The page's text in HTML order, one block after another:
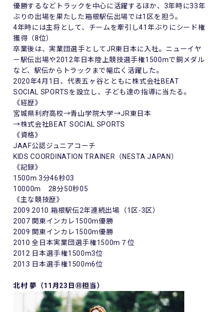
優勝するなどトラックを中心に活躍するほか、3年時に33年
ぶりの出場を果たした箱根駅伝出場では1区を担う。
4年時には主将として、チームを牽引し41年ぶりにシード権
獲得（8位）
卒業後は、実業団選手としてJR東日本に入社。ニューイヤ
ー駅伝出場や2012年日本陸上競技選手権1500mで銅メダル
など、駅伝からトラックまで幅広く活躍した。
2020年4月1日、代表五ヶ谷とともに株式会社BEAT
SOCIAL SPORTSを設立し、子ども達の指導に当たる。
《経歴》
宮城県利府高校→青山学院大学→JR東日本
→株式会社BEAT SOCIAL SPORTS
《資格》
JAAF公認ジュニアコーチ
KIDS COORDINATION TRAINER（NESTA JAPAN）
《記録》
1500m 3分46秒03
10000m 28分50秒05
《主な競技歴》
2009.2010 箱根駅伝2年連続出場（1区-3区）
2007 関東インカレ1500m優勝
2009 関東インカレ1500m優勝
2010 全日本実業団選手権1500m７位
2012 日本選手権1500m3位
2013 日本選手権1500m6位
北村 夢（11月23日㊐担当）